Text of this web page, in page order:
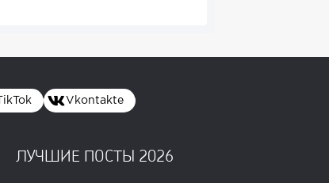
TikTok Vkontakte
ЛУЧШИЕ ПОСТЫ 2026